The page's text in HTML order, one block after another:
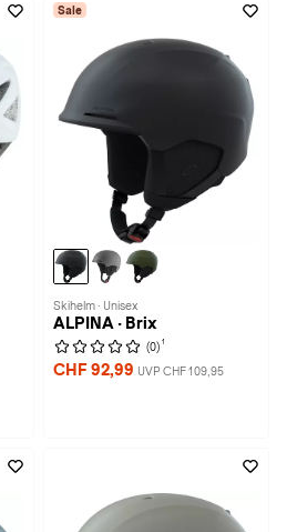
Sale
Skihelm · Unisex
ALPINA · Brix
(0) 1
CHF 92,99 UVP CHF 109,95